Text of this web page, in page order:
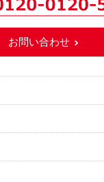
お問い合わせ